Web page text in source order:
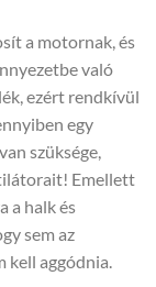
a motornak, és
való
ezért rendkívül
egy
szüksége,
Emellett
a halk és
sem az
kell aggódnia.